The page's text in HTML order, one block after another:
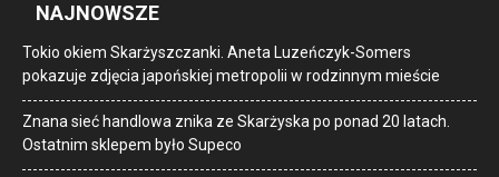
NAJNOWSZE
Tokio okiem Skarżyszczanki. Aneta Luzeńczyk-Somers
pokazuje zdjęcia japońskiej metropolii w rodzinnym mieście
Znana sieć handlowa znika ze Skarżyska po ponad 20 latach.
Ostatnim sklepem było Supeco